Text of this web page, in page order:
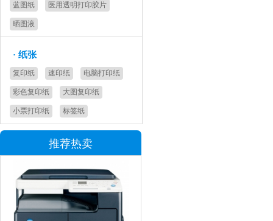
蓝图纸 医用透明打印胶片
晒图液
· 纸张
复印纸 速印纸 电脑打印纸
彩色复印纸 大图复印纸
小票打印纸 标签纸
推荐热卖